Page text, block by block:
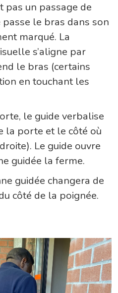
un passage de
le bras dans son
marqué. La
s’aligne par
le bras (certains
en touchant les
le guide verbalise
la porte et le côté où
Le guide ouvre
guidée la ferme.
guidée changera de
côté de la poignée.